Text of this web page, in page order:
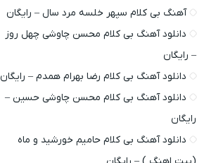
آهنگ بی کلام سپهر خلسه مرد سال – رایگان
دانلود آهنگ بی کلام محسن چاوشی چهل روز
– رایگان
دانلود آهنگ بی کلام رضا بهرام همدم – رایگان
دانلود آهنگ بی کلام محسن چاوشی حسین –
رایگان
دانلود آهنگ بی کلام حامیم خورشید و ماه